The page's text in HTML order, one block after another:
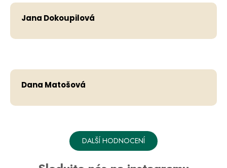
Jana Dokoupilová
Dana Matošová
DALŠÍ HODNOCENÍ